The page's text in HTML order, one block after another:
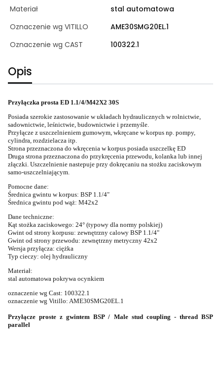
Materiał
stal automatowa
Oznaczenie wg VITILLO
AME30SMG20EL.1
Oznaczenie wg CAST
100322.1
Opis
Przyłączka prosta ED 1.1/4/M42X2 30S
Posiada szerokie zastosowanie w układach hydraulicznych w rolnictwie,
sadownictwie, leśnictwie, budownictwie i przemyśle.
Przyłącze z uszczelnieniem gumowym, wkręcane w korpus np. pompy,
cylindra, rozdzielacza itp.
Strona przeznaczona do wkręcenia w korpus posiada uszczelkę ED
Druga strona przeznaczona do przykręcenia przewodu, kolanka lub innej
złączki. Uszczelnienie nastepuje przy dokręcaniu na stożku zaciskowym
samo-uszczelniającym.
Pomocne dane:
Średnica gwintu w korpus: BSP 1.1/4"
Średnica gwintu pod wąż: M42x2
Dane techniczne:
Kąt stożka zaciskowego: 24° (typowy dla normy polskiej)
Gwint od strony korpusu: zewnętrzny calowy BSP 1.1/4"
Gwint od strony przewodu: zewnętrzny metryczny 42x2
Wersja przyłącza: ciężka
Typ cieczy: olej hydrauliczny
Materiał:
stal automatowa pokrywa ocynkiem
oznaczenie wg Cast: 100322.1
oznaczenie wg Vitillo: AME30SMG20EL.1
Przyłącze proste z gwintem BSP / Male stud coupling - thread BSP
parallel